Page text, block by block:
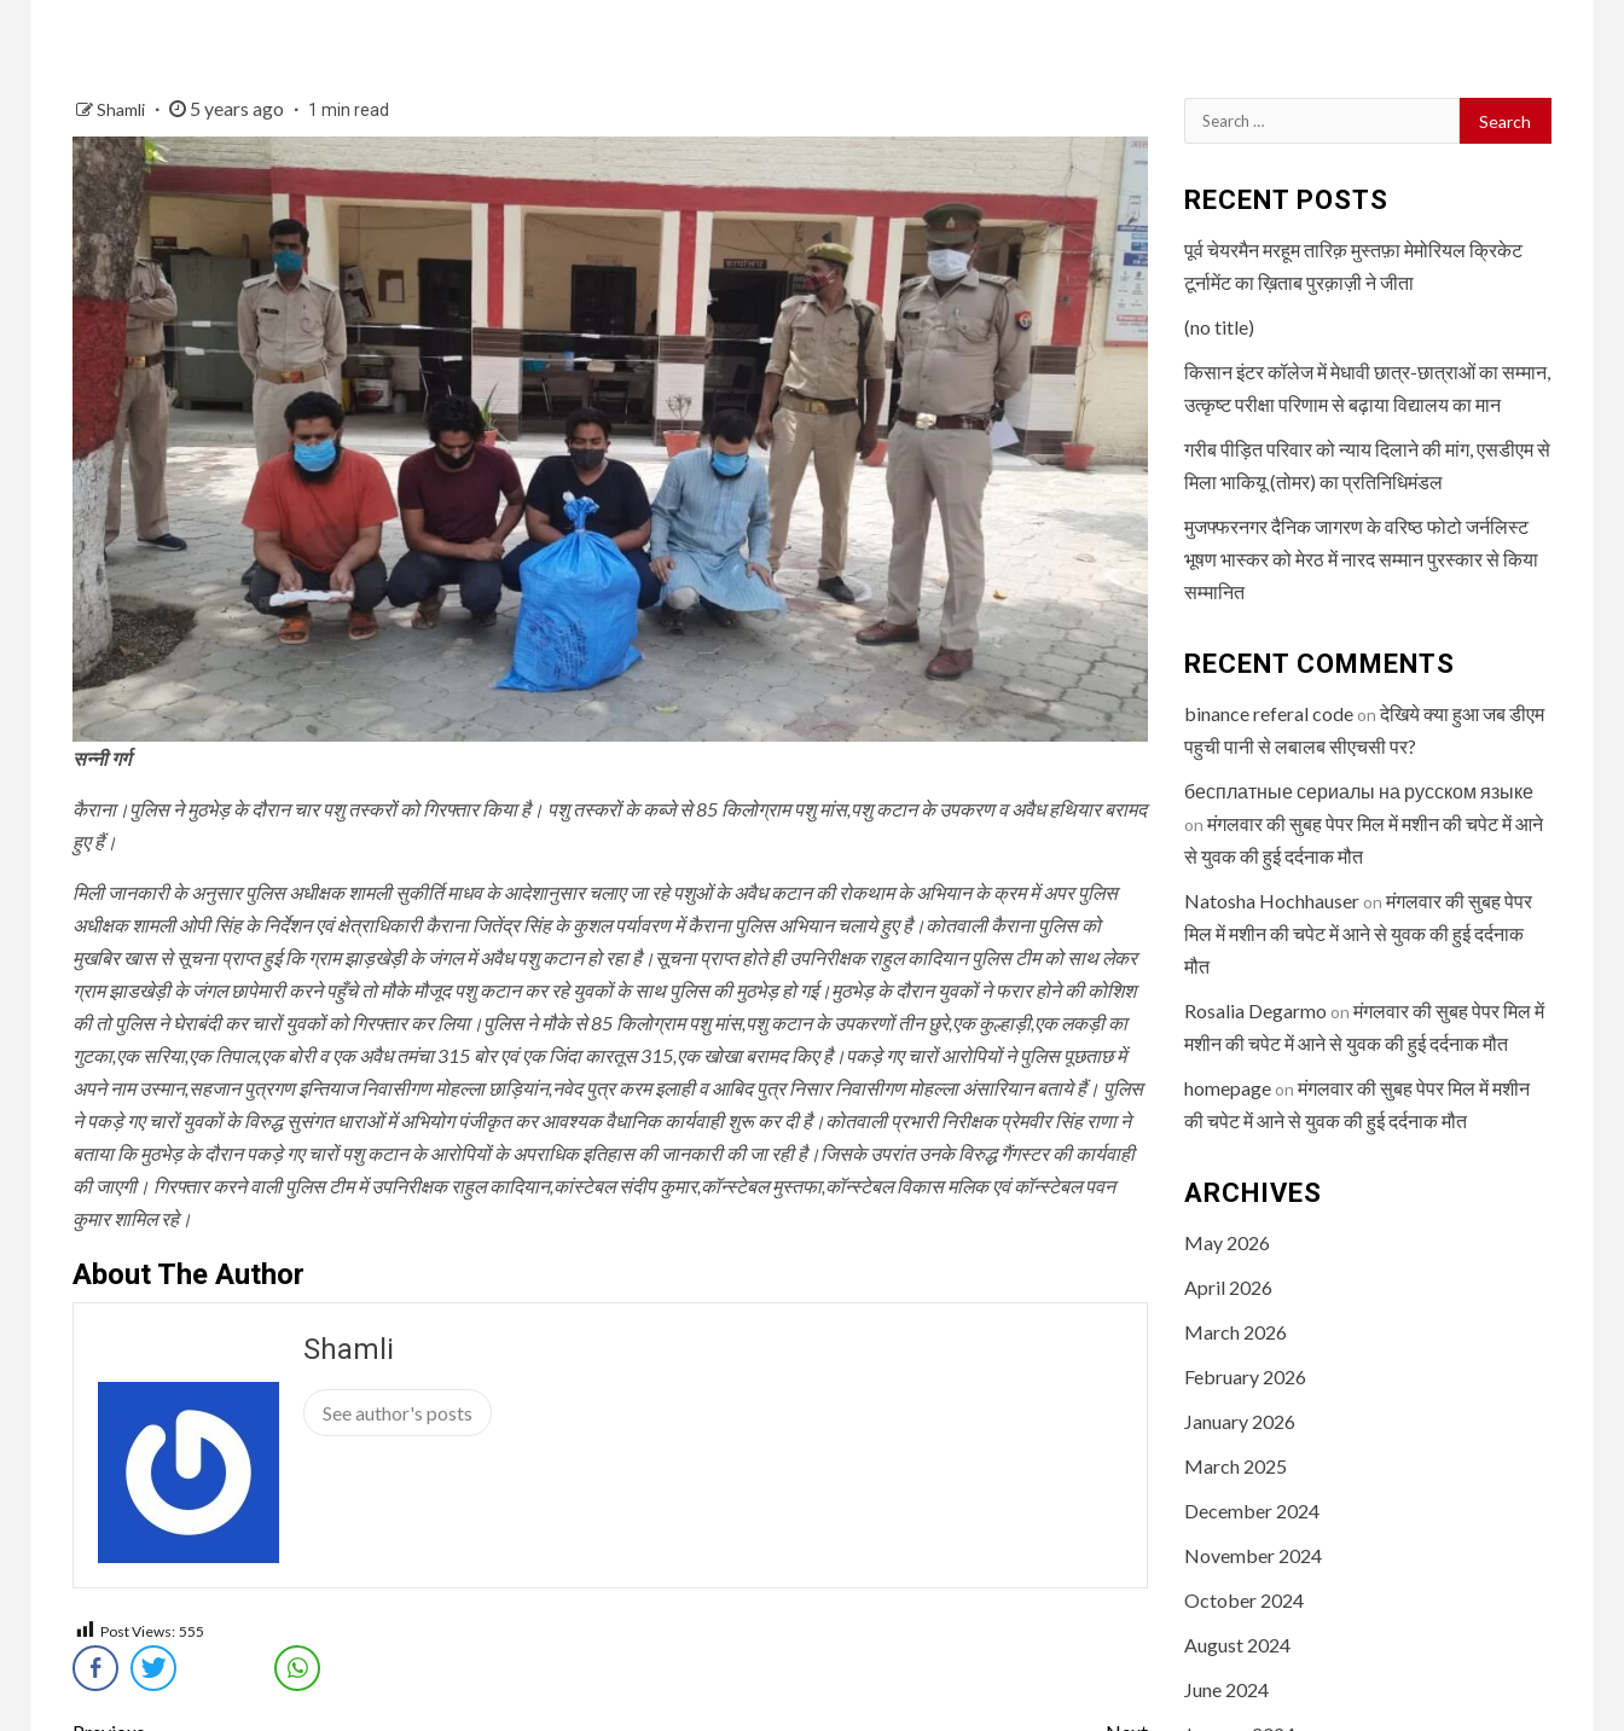
Shamli 5 years ago 1 min read
सन्नी गर्ग
कैराना।पुलिस ने मुठभेड़ के दौरान चार पशु तस्करों को गिरफ्तार किया है। पशु तस्करों के कब्जे से 85 किलोग्राम पशु मांस,पशु कटान के उपकरण व अवैध हथियार बरामद
हुए हैं।
मिली जानकारी के अनुसार पुलिस अधीक्षक शामली सुकीर्ति माधव के आदेशानुसार चलाए जा रहे पशुओं के अवैध कटान की रोकथाम के अभियान के क्रम में अपर पुलिस
अधीक्षक शामली ओपी सिंह के निर्देशन एवं क्षेत्राधिकारी कैराना जितेंद्र सिंह के कुशल पर्यावरण में कैराना पुलिस अभियान चलाये हुए है।कोतवाली कैराना पुलिस को
मुखबिर खास से सूचना प्राप्त हुई कि ग्राम झाड़खेड़ी के जंगल में अवैध पशु कटान हो रहा है।सूचना प्राप्त होते ही उपनिरीक्षक राहुल कादियान पुलिस टीम को साथ लेकर
ग्राम झाडखेड़ी के जंगल छापेमारी करने पहुँचे तो मौके मौजूद पशु कटान कर रहे युवकों के साथ पुलिस की मुठभेड़ हो गई।मुठभेड़ के दौरान युवकों ने फरार होने की कोशिश
की तो पुलिस ने घेराबंदी कर चारों युवकों को गिरफ्तार कर लिया।पुलिस ने मौके से 85 किलोग्राम पशु मांस,पशु कटान के उपकरणों तीन छुरे,एक कुल्हाड़ी,एक लकड़ी का
गुटका,एक सरिया,एक तिपाल,एक बोरी व एक अवैध तमंचा 315 बोर एवं एक जिंदा कारतूस 315,एक खोखा बरामद किए है।पकड़े गए चारों आरोपियों ने पुलिस पूछताछ में
अपने नाम उस्मान,सहजान पुत्रगण इन्तियाज निवासीगण मोहल्ला छाड़ियांन,नवेद पुत्र करम इलाही व आबिद पुत्र निसार निवासीगण मोहल्ला अंसारियान बताये हैं। पुलिस
ने पकड़े गए चारों युवकों के विरुद्ध सुसंगत धाराओं में अभियोग पंजीकृत कर आवश्यक वैधानिक कार्यवाही शुरू कर दी है।कोतवाली प्रभारी निरीक्षक प्रेमवीर सिंह राणा ने
बताया कि मुठभेड़ के दौरान पकड़े गए चारों पशु कटान के आरोपियों के अपराधिक इतिहास की जानकारी की जा रही है।जिसके उपरांत उनके विरुद्ध गैंगस्टर की कार्यवाही
की जाएगी। गिरफ्तार करने वाली पुलिस टीम में उपनिरीक्षक राहुल कादियान,कांस्टेबल संदीप कुमार,कॉन्स्टेबल मुस्तफा,कॉन्स्टेबल विकास मलिक एवं कॉन्स्टेबल पवन
कुमार शामिल रहे।
About The Author
Shamli
See author's posts
Post Views: 555
Search
for:
RECENT POSTS
पूर्व चेयरमैन मरहूम तारिक़ मुस्तफ़ा मेमोरियल क्रिकेट
टूर्नामेंट का ख़िताब पुरक़ाज़ी ने जीता
(no title)
किसान इंटर कॉलेज में मेधावी छात्र-छात्राओं का सम्मान,
उत्कृष्ट परीक्षा परिणाम से बढ़ाया विद्यालय का मान
गरीब पीड़ित परिवार को न्याय दिलाने की मांग, एसडीएम से
मिला भाकियू (तोमर) का प्रतिनिधिमंडल
मुजफ्फरनगर दैनिक जागरण के वरिष्ठ फोटो जर्नलिस्ट
भूषण भास्कर को मेरठ में नारद सम्मान पुरस्कार से किया
सम्मानित
RECENT COMMENTS
binance referal codeonदेखिये क्या हुआ जब डीएम
पहुची पानी से लबालब सीएचसी पर?
бесплатные сериалы на русском языке
onमंगलवार की सुबह पेपर मिल में मशीन की चपेट में आने
से युवक की हुई दर्दनाक मौत
Natosha Hochhauseronमंगलवार की सुबह पेपर
मिल में मशीन की चपेट में आने से युवक की हुई दर्दनाक
मौत
Rosalia Degarmo onमंगलवार की सुबह पेपर मिल में
मशीन की चपेट में आने से युवक की हुई दर्दनाक मौत
homepageonमंगलवार की सुबह पेपर मिल में मशीन
की चपेट में आने से युवक की हुई दर्दनाक मौत
ARCHIVES
May 2026
April 2026
March 2026
February 2026
January 2026
March 2025
December 2024
November 2024
October 2024
August 2024
June 2024